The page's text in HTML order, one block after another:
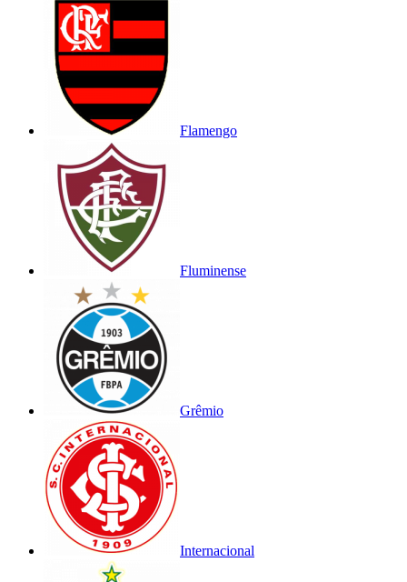
Flamengo
Fluminense
Grêmio
Internacional